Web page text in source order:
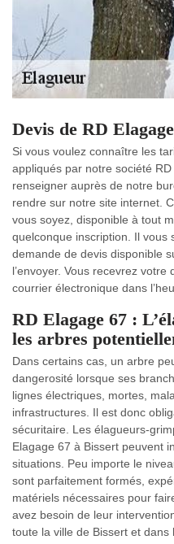
Devis de RD
Si vous voulez connaître les
appliqués par notre société
renseigner auprès de notre
rendre sur notre site internet.
vous soyez, disponible à tout
quelconque inscription. Il vous
demande de devis disponible
l’envoyer. Vous recevrez votre
courrier électronique dans
RD Elagage 67 :
les arbres
Dans certains cas, un arbre
dangerosité lorsque ses
lignes électriques, mortes,
infrastructures. Il est donc
sécuritaire. Les élagueurs-
Elagage 67 à Bissert peuvent
situations. Peu importe le
sont parfaitement formés,
matériels nécessaires pour
avez besoin de leur
toute la ville de Bissert et